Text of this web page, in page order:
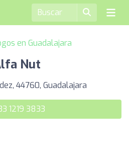
en Guadalajara
Nut
44760, Guadalajara
1219 3833